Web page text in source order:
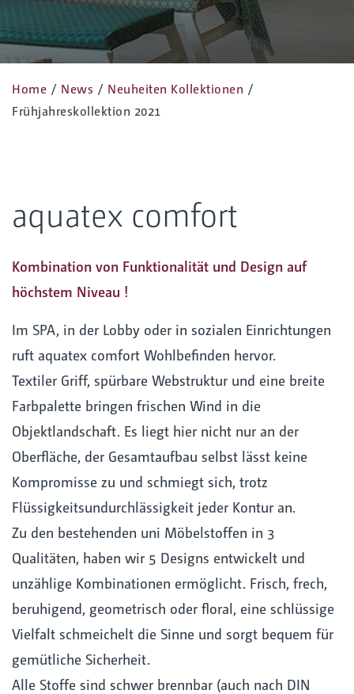
Home / News / Neuheiten Kollektionen /
Frühjahreskollektion 2021
aquatex comfort
Kombination von Funktionalität und Design auf
höchstem Niveau !
Im SPA, in der Lobby oder in sozialen Einrichtungen
ruft aquatex comfort Wohlbefinden hervor.
Textiler Griff, spürbare Webstruktur und eine breite
Farbpalette bringen frischen Wind in die
Objektlandschaft. Es liegt hier nicht nur an der
Oberfläche, der Gesamtaufbau selbst lässt keine
Kompromisse zu und schmiegt sich, trotz
Flüssigkeitsundurchlässigkeit jeder Kontur an.
Zu den bestehenden uni Möbelstoffen in 3
Qualitäten, haben wir 5 Designs entwickelt und
unzählige Kombinationen ermöglicht. Frisch, frech,
beruhigend, geometrisch oder floral, eine schlüssige
Vielfalt schmeichelt die Sinne und sorgt bequem für
gemütliche Sicherheit.
Alle Stoffe sind schwer brennbar (auch nach DIN